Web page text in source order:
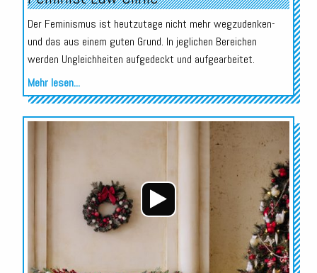
Der Feminismus ist heutzutage nicht mehr wegzudenken-
und das aus einem guten Grund. In jeglichen Bereichen
werden Ungleichheiten aufgedeckt und aufgearbeitet.
Mehr lesen...
Audio-
Player